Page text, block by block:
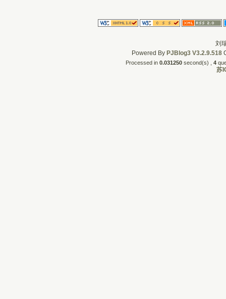
刘
Powered By PJBlog3 V3.2.9.518
Processed in 0.031250second(s) , 4
苏